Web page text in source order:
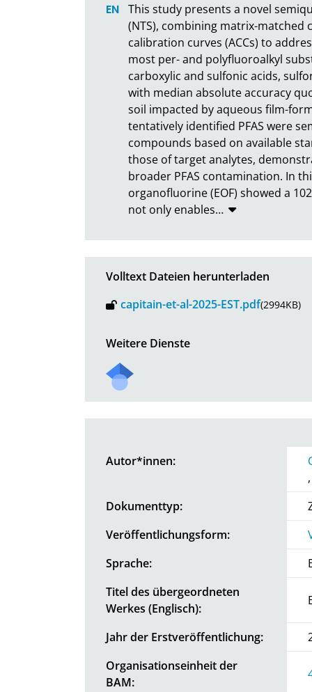
This study presents a novel
(NTS), combining matrix-matched
calibration curves (ACCs) to
most per- and polyfluoroalkyl
carboxylic and sulfonic acids,
with median absolute accuracy
soil impacted by aqueous film-
tentatively identified PFAS were
compounds based on available
those of target analytes,
broader PFAS contamination. In
organofluorine (EOF) showed a
not only enables…
Volltext Dateien herunterladen
capitain-et-al-2025-EST.pdf(2994KB)
Weitere Dienste
Autor*innen:
Dokumenttyp:
Veröffentlichungsform:
Sprache:
Titel des übergeordneten
Werkes (Englisch):
Jahr der Erstveröffentlichung:
Organisationseinheit der
BAM: